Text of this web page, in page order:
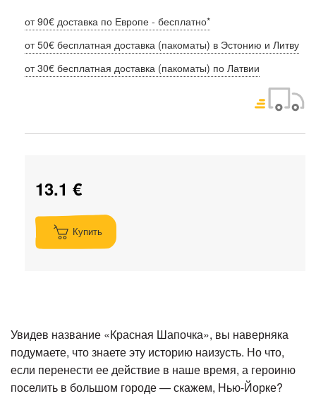
от 90€ доставка по Европе - бесплатно*
от 50€ бесплатная доставка (пакоматы) в Эстонию и Литву
от 30€ бесплатная доставка (пакоматы) по Латвии
13.1 €
Купить
Увидев название «Красная Шапочка», вы наверняка
подумаете, что знаете эту историю наизусть. Но что,
если перенести ее действие в наше время, а героиню
поселить в большом городе — скажем, Нью-Йорке?